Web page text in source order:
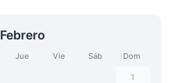
Febrero
Jue Vie Sáb Dom
1